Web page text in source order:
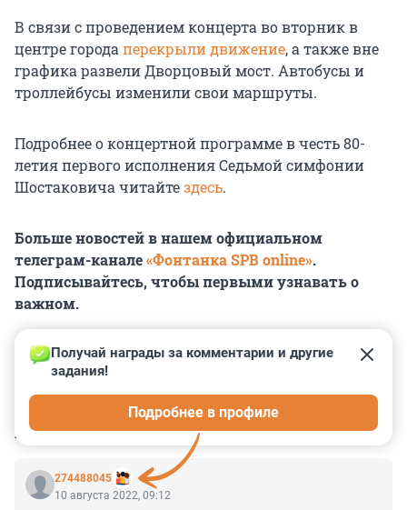
В связи с проведением концерта во вторник в
центре города перекрыли движение, а также вне
графика развели Дворцовый мост. Автобусы и
троллейбусы изменили свои маршруты.
Подробнее о концертной программе в честь 80-
летия первого исполнения Седьмой симфонии
Шостаковича читайтездесь.
Больше новостей в нашем официальном
телеграм-канале«Фонтанка SPB online».
Подписывайтесь, чтобы первыми узнавать о
важном.
КОММЕНТАРИИ 20
274488045
Получай награды за комментарии и другие
задания!
Подробнее в профиле
10 августа 2022, 09:12